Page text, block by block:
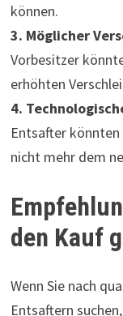
können.
3. Möglicher
Vorbesitzer
erhöhten
4.
Entsafter
nicht mehr dem
den Kauf
Wenn Sie nach
Entsaftern